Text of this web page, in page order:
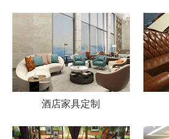
酒店家具定制